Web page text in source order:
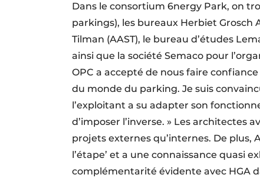
Dans le consortium 6nergy Park, on
parkings), les bureaux Herbiet Grosch
Tilman (AAST), le bureau d’études
ainsi que la société Semaco pour
OPC a accepté de nous faire
du monde du parking. Je suis
l’exploitant a su adapter son
d’imposer l’inverse. » Les architectes
projets externes qu’internes. De plus,
l’étape’ et a une connaissance quasi
complémentarité évidente avec HGA